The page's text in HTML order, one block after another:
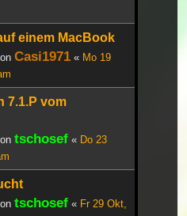
einem MacBook
Casi1971 « Mo 19
7.1.P vom
tschosef « Do 23
tschosef « Fr 29 Okt,